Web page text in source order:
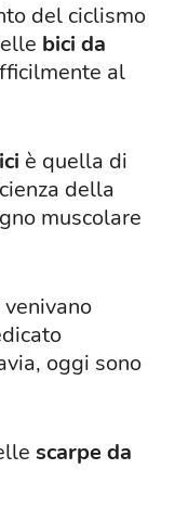
del ciclismo
bici da
al
è quella di
della
muscolare
venivano
oggi sono
scarpe da